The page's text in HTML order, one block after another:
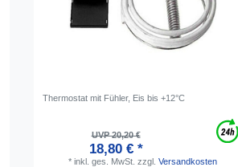
Thermostat mit Fühler, Eis bis +12°C
UVP 20,20 €
18,80 € *
* inkl. ges. MwSt. zzgl. Versandkosten